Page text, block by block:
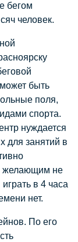
бегом
человек.
быть
поля,
спорта.
нуждается
для занятий в
желающим не
в 4 часа
нет.
По его